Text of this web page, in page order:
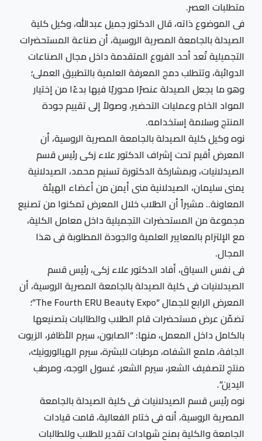
متطلبات العصر.
فى الموضوع ذاته، قال الدكتور جميل عبدالله، وكيل كلية
الصيدلة بالجامعة المصرية الروسية، أن صناعة المستحضرات
التجميلية تُعد أحد الفروع المتقدمة داخل مجال الصناعات
الدوائية، وتتطلب دمج المعرفة العلمية بالتطبيق العملى؛
وهو ما يجعل الصيدلة عنصرًا محوريًا فيها بدءًا من إختيار
المواد الخام وعمليات التحضير، وصولاً إلى تقييم جودة
المنتج وسلامة إستخدامه.
نوه وكيل كلية الصيدلة بالجامعة المصرية الروسية، أن
المعرض أقيم تحت إشراف الدكتور علاء زكى رئيس قسم
الصيدلانيات، وبمشاركة الدكتورة تسنيم محمد، الصيدلانية
يمنى سليمان، الصيدلانية منى أيمن من أعضاء الهيئة
المعاونة.. مشيراً أن الطلاب خلال المعرض تمكنوا من تصنيع
مجموعة من المستحضرات التجميلية داخل معامل الكلية،
مع الإلتزام بالمعايير العلمية والجودة المطلوبة فى هذا
المجال.
فى نفس السياق، أفاد الدكتور علاء زكى، رئيس قسم
الصيدلانيات فى كلية الصيدلة بالجامعة المصرية الروسية، أن
المعرض الرابع للجمال “The Fourth ERU Beauty Expo”؛
تضمّن عرض مستحضرات قام الطلاب والطالبات بتصنيعها
بالكامل داخل المعمل، منها: “الصابون، سيرم الأظافر، الزيوت
الجافة، ملمع الشفاه، مرطبات للبشرة، سيرم الهيالورونيك،
منتج لتصفيف الشعر، سيرم الشعر، غسول الوجه، ومرطب
اليدين”.
نوه رئيس قسم الصيدلانيات فى كلية الصيدلة بالجامعة
المصرية الروسية، أنه فى ختام الفعالية، قامت قيادات
الجامعة والكلية بمنح شهادات تقدير للطلاب وللطالبات